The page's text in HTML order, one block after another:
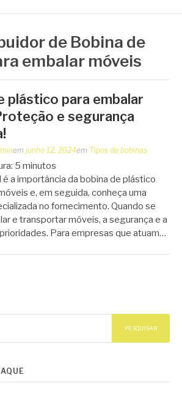
de Bobina de
embalar móveis
plástico para embalar
e segurança
em junho 12, 2024em Tipos de bobinas
5 minutos
é a importância da bobina de plástico
e, em seguida, conheça uma
no fornecimento. Quando se
e transportar móveis, a segurança e a
Para empresas que atuam…
PESQUISAR